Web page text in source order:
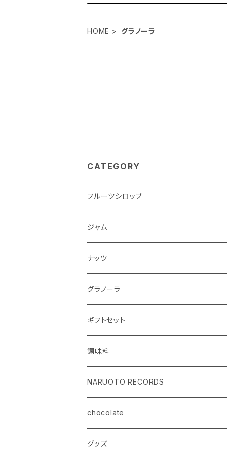
HOME グラノーラ
CATEGORY
フルーツシロップ
ジャム
ナッツ
グラノーラ
ギフトセット
調味料
NARUOTO RECORDS
chocolate
グッズ